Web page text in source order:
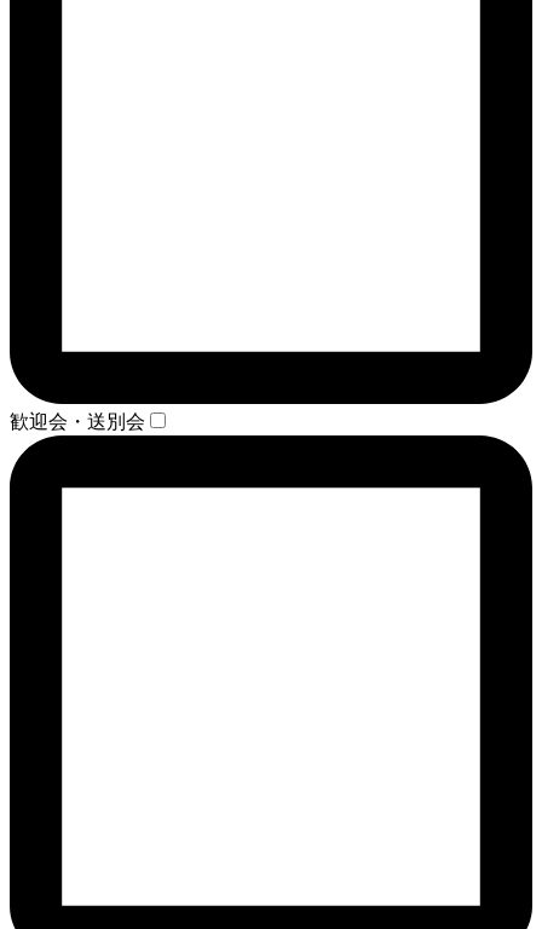
歓迎会・送別会